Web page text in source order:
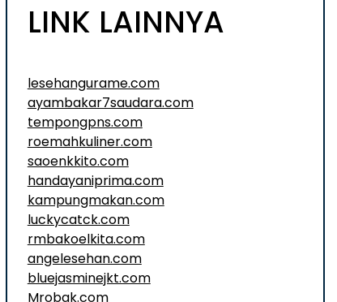
LINK LAINNYA
lesehangurame.com
ayambakar7saudara.com
tempongpns.com
roemahkuliner.com
saoenkkito.com
handayaniprima.com
kampungmakan.com
luckycatck.com
rmbakoelkita.com
angelesehan.com
bluejasminejkt.com
Mrobak.com